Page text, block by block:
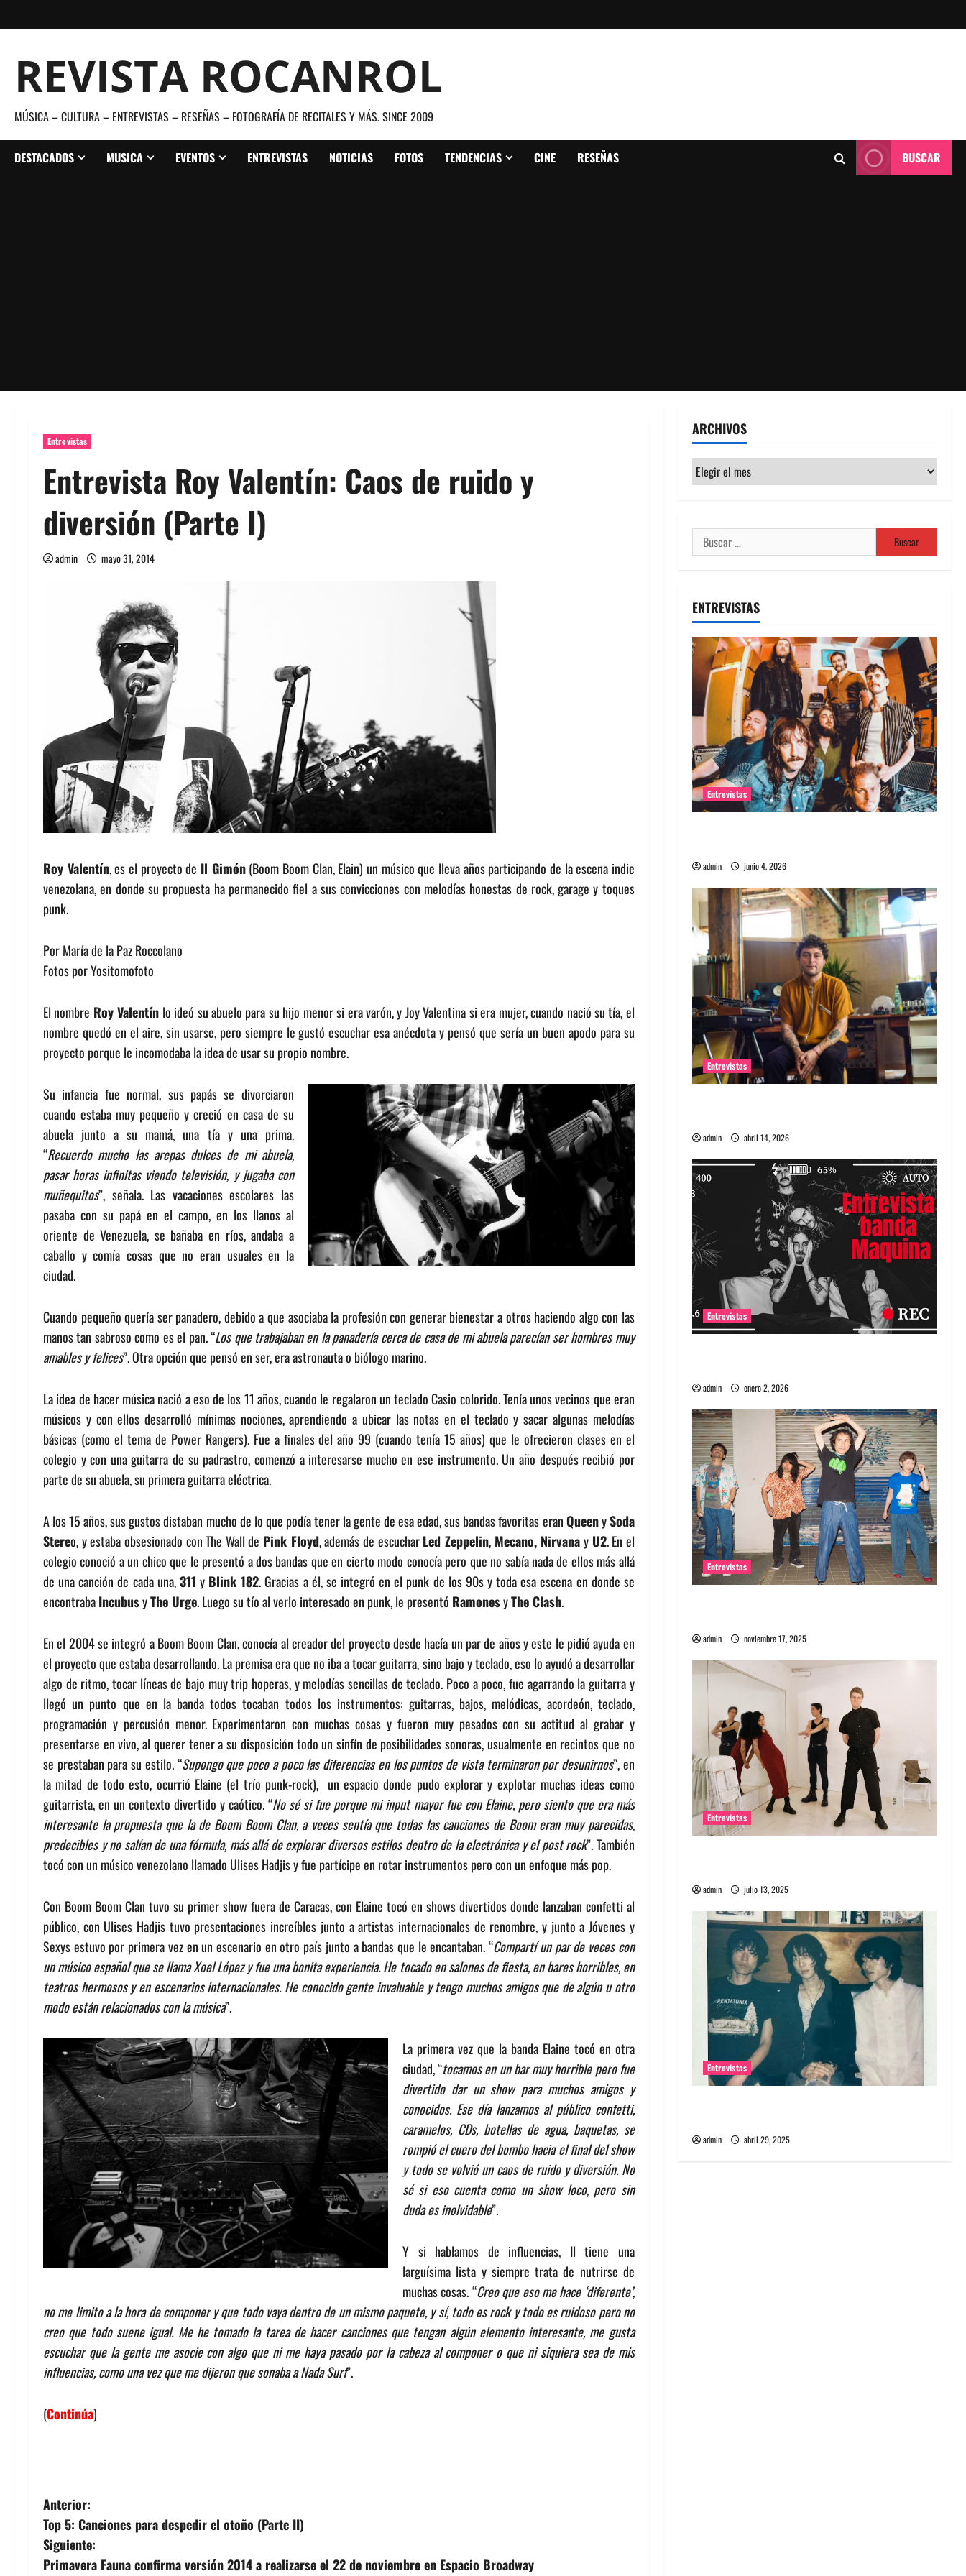
al
REVISTA ROCANROL
MÚSICA – CULTURA – ENTREVISTAS – RESEÑAS – FOTOGRAFÍA DE RECITALES Y MÁS. SINCE 2009
DESTACADOS MUSICA EVENTOS ENTREVISTAS NOTICIAS FOTOS TENDENCIAS CINE RESEÑAS BUSCAR
Entrevistas
Entrevista Roy Valentín: Caos de ruido y
diversión (Parte I)
admin mayo 31, 2014
Roy Valentín, es el proyecto de Il Gimón(Boom Boom Clan, Elain) un músico que lleva años participando de la escena indie
venezolana, en donde su propuesta ha permanecido fiel a sus convicciones con melodías honestas de rock, garage y toques
punk.
Por María de la Paz Roccolano
Fotos por Yositomofoto
El nombre Roy Valentín lo ideó su abuelo para su hijo menor si era varón, y Joy Valentina si era mujer, cuando nació su tía, el
nombre quedó en el aire, sin usarse, pero siempre le gustó escuchar esa anécdota y pensó que sería un buen apodo para su
proyecto porque le incomodaba la idea de usar su propio nombre.
Su infancia fue normal, sus papás se divorciaron
cuando estaba muy pequeño y creció en casa de su
abuela junto a su mamá, una tía y una prima.
“Recuerdo mucho las arepas dulces de mi abuela,
pasar horas infinitas viendo televisión, y jugaba con
muñequitos”, señala. Las vacaciones escolares las
pasaba con su papá en el campo, en los llanos al
oriente de Venezuela, se bañaba en ríos, andaba a
caballo y comía cosas que no eran usuales en la
ciudad.
Cuando pequeño quería ser panadero, debido a que asociaba la profesión con generar bienestar a otros haciendo algo con las
manos tan sabroso como es el pan. “Los que trabajaban en la panadería cerca de casa de mi abuela parecían ser hombres muy
amables y felices”. Otra opción que pensó en ser, era astronauta o biólogo marino.
La idea de hacer música nació a eso de los 11 años, cuando le regalaron un teclado Casio colorido. Tenía unos vecinos que eran
músicos y con ellos desarrolló mínimas nociones, aprendiendo a ubicar las notas en el teclado y sacar algunas melodías
básicas (como el tema de Power Rangers). Fue a finales del año 99 (cuando tenía 15 años) que le ofrecieron clases en el
colegio y con una guitarra de su padrastro, comenzó a interesarse mucho en ese instrumento. Un año después recibió por
parte de su abuela, su primera guitarra eléctrica.
A los 15 años, sus gustos distaban mucho de lo que podía tener la gente de esa edad, sus bandas favoritas eranQueenySoda
Stereo, y estaba obsesionado con The Wall de Pink Floyd, además de escucharLed Zeppelin, Mecano, Nirvanay U2. En el
colegio conoció a un chico que le presentó a dos bandas que en cierto modo conocía pero que no sabía nada de ellos más allá
de una canción de cada una,311 y Blink 182. Gracias a él, se integró en el punk de los 90s y toda esa escena en donde se
encontrabaIncubusyThe Urge. Luego su tío al verlo interesado en punk, le presentó RamonesyThe Clash.
En el 2004 se integró a Boom Boom Clan, conocía al creador del proyecto desde hacía un par de años y este le pidió ayuda en
el proyecto que estaba desarrollando. La premisa era que no iba a tocar guitarra, sino bajo y teclado, eso lo ayudó a desarrollar
algo de ritmo, tocar líneas de bajo muy trip hoperas, y melodías sencillas de teclado. Poco a poco, fue agarrando la guitarra y
llegó un punto que en la banda todos tocaban todos los instrumentos: guitarras, bajos, melódicas, acordeón, teclado,
programación y percusión menor. Experimentaron con muchas cosas y fueron muy pesados con su actitud al grabar y
presentarse en vivo, al querer tener a su disposición todo un sinfín de posibilidades sonoras, usualmente en recintos que no
se prestaban para su estilo. “Supongo que poco a poco las diferencias en los puntos de vista terminaron por desunirnos”, en
la mitad de todo esto, ocurrió Elaine (el trío punk-rock), un espacio donde pudo explorar y explotar muchas ideas como
guitarrista, en un contexto divertido y caótico. “No sé si fue porque mi input mayor fue con Elaine, pero siento que era más
interesante la propuesta que la de Boom Boom Clan, a veces sentía que todas las canciones de Boom eran muy parecidas,
predecibles y no salían de una fórmula, más allá de explorar diversos estilos dentro de la electrónica y el post rock”. También
tocó con un músico venezolano llamado Ulises Hadjis y fue partícipe en rotar instrumentos pero con un enfoque más pop.
Con Boom Boom Clan tuvo su primer show fuera de Caracas, con Elaine tocó en shows divertidos donde lanzaban confetti al
público, con Ulises Hadjis tuvo presentaciones increíbles junto a artistas internacionales de renombre, y junto a Jóvenes y
Sexys estuvo por primera vez en un escenario en otro país junto a bandas que le encantaban. “Compartí un par de veces con
un músico español que se llama Xoel López y fue una bonita experiencia. He tocado en salones de fiesta, en bares horribles, en
teatros hermosos y en escenarios internacionales. He conocido gente invaluable y tengo muchos amigos que de algún u otro
modo están relacionados con la música”.
La primera vez que la banda Elaine tocó en otra
ciudad, “tocamos en un bar muy horrible pero fue
divertido dar un show para muchos amigos y
conocidos. Ese día lanzamos al público confetti,
caramelos, CDs, botellas de agua, baquetas, se
rompió el cuero del bombo hacia el final del show
y todo se volvió un caos de ruido y diversión. No
sé si eso cuenta como un show loco, pero sin
duda es inolvidable”.
Y si hablamos de influencias, Il tiene una
larguísima lista y siempre trata de nutrirse de
muchas cosas. “Creo que eso me hace ‘diferente’,
no me limito a la hora de componer y que todo vaya dentro de un mismo paquete, y sí, todo es rock y todo es ruidoso pero no
creo que todo suene igual. Me he tomado la tarea de hacer canciones que tengan algún elemento interesante, me gusta
escuchar que la gente me asocie con algo que ni me haya pasado por la cabeza al componer o que ni siquiera sea de mis
influencias, como una vez que me dijeron que sonaba a Nada Surf”.
(Continúa)
N
a
v
Anterior:
Top 5: Canciones para despedir el otoño (Parte II)
Siguiente:
Primavera Fauna confirma versión 2014 a realizarse el 22 de noviembre en Espacio Broadway
ARCHIVOS
Archivos
Buscar:
ENTREVISTAS
Entrevistas
admin junio 4, 2026
Entrevistas
admin abril 14, 2026
Entrevistas
admin enero 2, 2026
Entrevistas
admin noviembre 17, 2025
Entrevistas
admin julio 13, 2025
Entrevistas
admin abril 29, 2025